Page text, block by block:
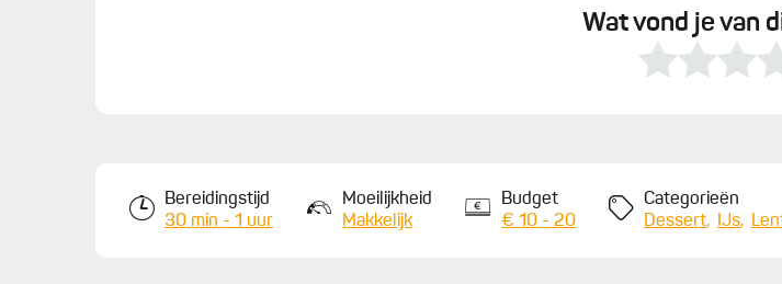
Wat vond je van
Bereidingstijd
30 min - 1 uur
Moeilijkheid
Makkelijk
Budget
€ 10 - 20
Categorieën
Dessert
IJs